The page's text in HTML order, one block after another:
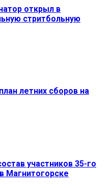
открыл в
стритбольную
летних сборов на
участников 35-го
Магнитогорске